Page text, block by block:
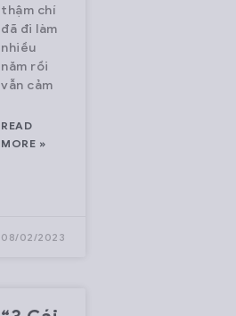
thậm chí
đã đi làm
nhiều
năm rồi
vẫn cảm
READ
MORE »
08/02/2023
technology
to
modernize
the
industry,
and